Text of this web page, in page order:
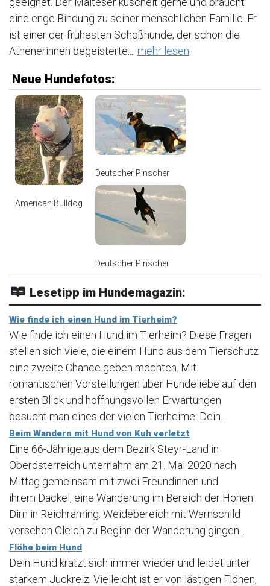
eine enge Bindung zu seiner menschlichen Familie. Er
ist einer der frühesten Schoßhunde, der schon die
Athenerinnen begeisterte,... mehr lesen
Neue Hundefotos:
American Bulldog
Deutscher Pinscher
Deutscher Pinscher
Lesetipp im Hundemagazin:
Wie finde ich einen Hund im Tierheim?
Wie finde ich einen Hund im Tierheim? Diese Fragen
stellen sich viele, die einem Hund aus dem Tierschutz
eine zweite Chance geben möchten. Mit
romantischen Vorstellungen über Hundeliebe auf den
ersten Blick und hoffnungsvollen Erwartungen
besucht man eines der vielen Tierheime. Dein...
Beim Wandern mit Hund von Kuh verletzt
Eine 66-Jährige aus dem Bezirk Steyr-Land in
Oberösterreich unternahm am 21. Mai 2020 nach
Mittag gemeinsam mit zwei Freundinnen und
ihrem Dackel, eine Wanderung im Bereich der Hohen
Dirn in Reichraming. Weidebereich mit Warnschild
versehen Gleich zu Beginn der Wanderung gingen...
Flöhe beim Hund
Dein Hund kratzt sich immer wieder und leidet unter
starkem Juckreiz. Vielleicht ist er von lästigen Flöhen,